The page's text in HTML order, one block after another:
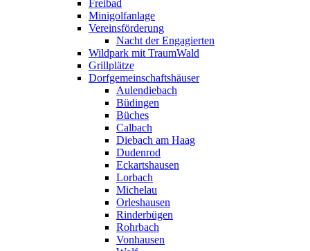
Freibad
Minigolfanlage
Vereinsförderung
Nacht der Engagierten
Wildpark mit TraumWald
Grillplätze
Dorfgemeinschaftshäuser
Aulendiebach
Büdingen
Büches
Calbach
Diebach am Haag
Dudenrod
Eckartshausen
Lorbach
Michelau
Orleshausen
Rinderbügen
Rohrbach
Vonhausen